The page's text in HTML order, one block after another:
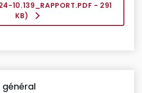
10.139_RAPPORT.PDF - 291
KB)
général